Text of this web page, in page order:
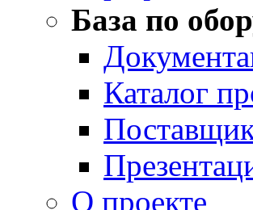
База по
Каталог
О проекте